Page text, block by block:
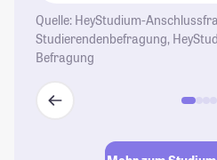
Quelle: HeyStudium-
Studierendenbefragung,
Befragung